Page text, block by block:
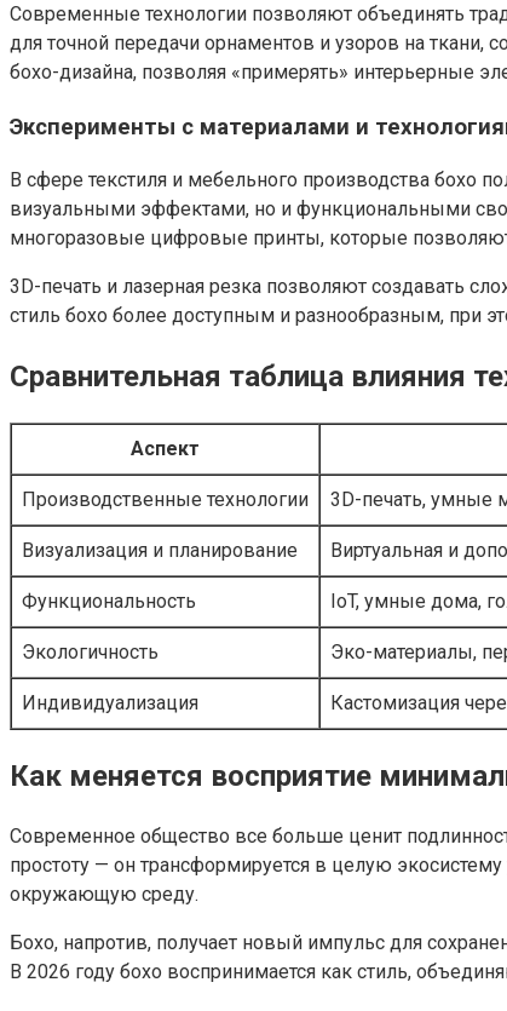
Современные технологии позволяют объединять
для точной передачи орнаментов и узоров на ткани,
бохо-дизайна, позволяя «примерять» интерьерные
Эксперименты с материалами и
В сфере текстиля и мебельного производства бохо
визуальными эффектами, но и функциональными
многоразовые цифровые принты, которые
3D-печать и лазерная резка позволяют создавать
стиль бохо более доступным и разнообразным, при
Сравнительная таблица влияния
Аспект
Производственные технологии 3D-печать, умные
Визуализация и планирование Виртуальная и
Функциональность IoT, умные дома,
Экологичность Эко-материалы,
Индивидуализация Кастомизация
Как меняется восприятие
Современное общество все больше ценит
простоту — он трансформируется в целую
окружающую среду.
Бохо, напротив, получает новый импульс для
В 2026 году бохо воспринимается как стиль,